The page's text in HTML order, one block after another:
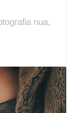
nua,